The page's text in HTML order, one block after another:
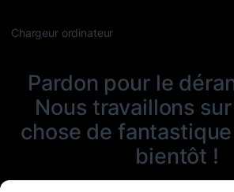
Chargeur ordinateur
Pardon pour le
Nous travaillons
chose de
bientôt !